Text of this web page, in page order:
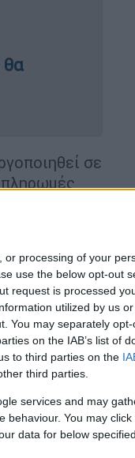
or processing of your
use the below opt-out
request is processed
utilized by us
You may separately
on the IAB’s list of
to third parties on the
third parties.
services and may
behaviour. You may
data for below
θα
σε
για
ανέπαφες
γίνεται
(όπως πχ